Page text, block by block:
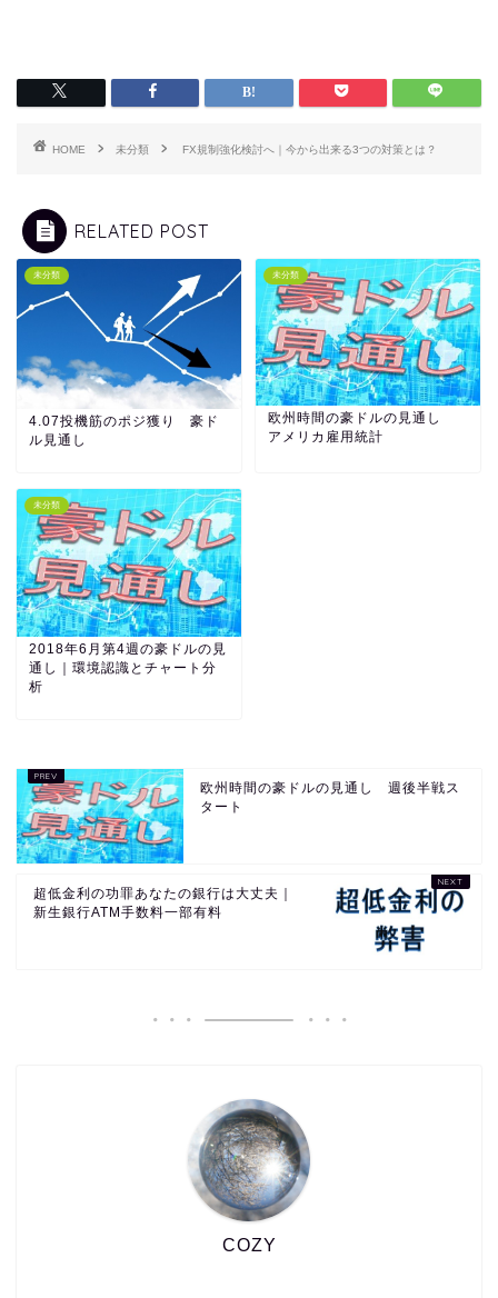
HOME 未分類 FX規制強化検討へ｜今から出来る3つの対策とは？
RELATED POST
未分類
4.07投機筋のポジ獲り 豪ド
ル見通し
未分類
欧州時間の豪ドルの見通し
アメリカ雇用統計
未分類
2018年6月第4週の豪ドルの見
通し｜環境認識とチャート分
析
欧州時間の豪ドルの見通し 週後半戦ス
タート
超低金利の功罪あなたの銀行は大丈夫｜
新生銀行ATM手数料一部有料
COZY